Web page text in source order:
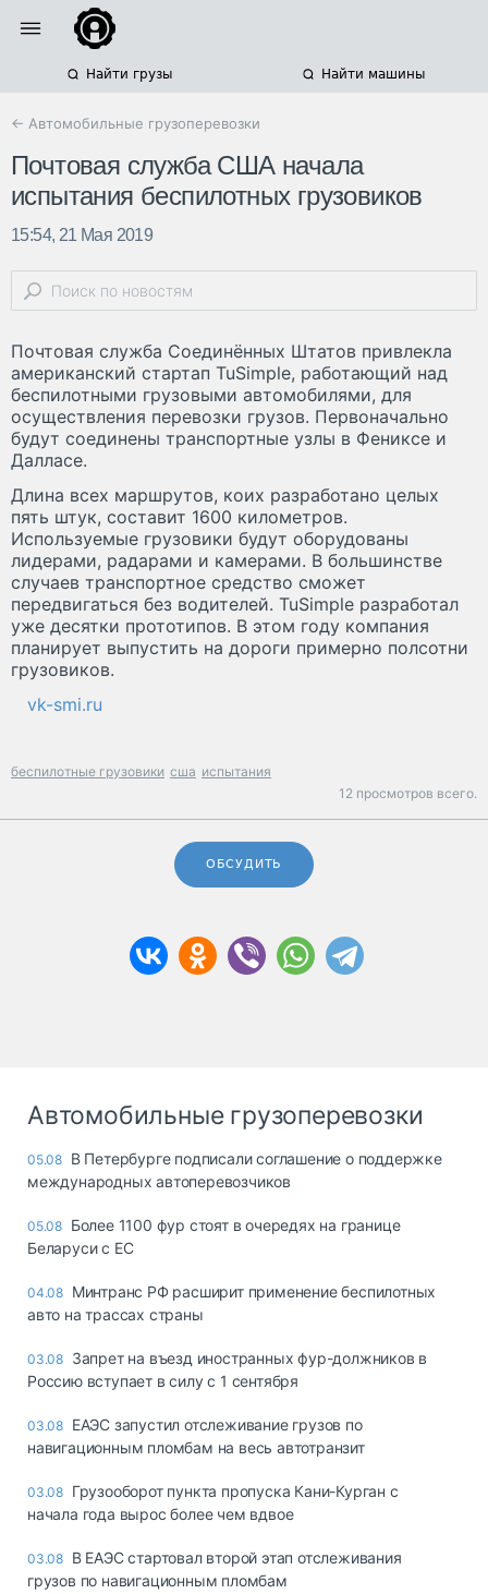
Найти грузы Найти машины
← Автомобильные грузоперевозки
Почтовая служба США начала
испытания беспилотных грузовиков
15:54, 21 Мая 2019
Почтовая служба Соединённых Штатов привлекла
американский стартап TuSimple, работающий над
беспилотными грузовыми автомобилями, для
осуществления перевозки грузов. Первоначально
будут соединены транспортные узлы в Фениксе и
Далласе.
Длина всех маршрутов, коих разработано целых
пять штук, составит 1600 километров.
Используемые грузовики будут оборудованы
лидерами, радарами и камерами. В большинстве
случаев транспортное средство сможет
передвигаться без водителей. TuSimple разработал
уже десятки прототипов. В этом году компания
планирует выпустить на дороги примерно полсотни
грузовиков.
vk-smi.ru
беспилотные грузовики сша испытания
12 просмотров всего.
ОБСУДИТЬ
Автомобильные грузоперевозки
05.08 В Петербурге подписали соглашение о поддержке
международных автоперевозчиков
05.08 Более 1100 фур стоят в очередях на границе
Беларуси с ЕС
04.08 Минтранс РФ расширит применение беспилотных
авто на трассах страны
03.08 Запрет на въезд иностранных фур-должников в
Россию вступает в силу с 1 сентября
03.08 ЕАЭС запустил отслеживание грузов по
навигационным пломбам на весь автотранзит
03.08 Грузооборот пункта пропуска Кани-Курган с
начала года вырос более чем вдвое
03.08 В ЕАЭС стартовал второй этап отслеживания
грузов по навигационным пломбам